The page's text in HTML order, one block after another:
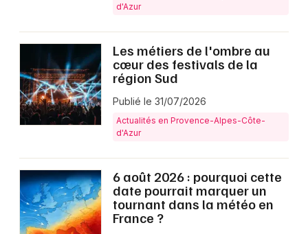
d'Azur
Les métiers de l'ombre au
cœur des festivals de la
région Sud
Publié le 31/07/2026
Actualités en Provence-Alpes-Côte-
d'Azur
6 août 2026 : pourquoi cette
date pourrait marquer un
tournant dans la météo en
France ?